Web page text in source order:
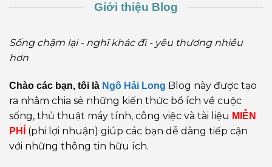
Giới thiệu Blog
Sống chậm lại - nghĩ khác đi - yêu thương nhiều
hơn
Chào các bạn, tôi là Ngô Hải Long Blog này được tạo
ra nhằm chia sẻ những kiến thức bổ ích về cuộc
sống, thủ thuật máy tính, công việc và tài liệu MIỄN
PHÍ
(phi lợi nhuận) giúp các bạn dễ dàng tiếp cận
với những thông tin hữu ích.